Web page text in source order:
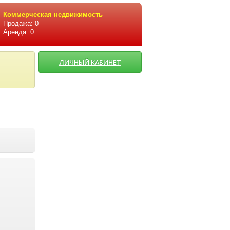
Коммерческая недвижимость
Продажа: 0
Аренда: 0
ЛИЧНЫЙ КАБИНЕТ